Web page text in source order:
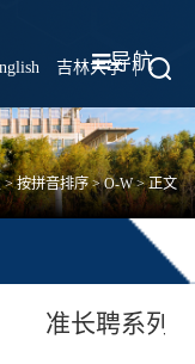
吉林大学 |
导航
>按拼音排序>O-W> 正文
准长聘系列